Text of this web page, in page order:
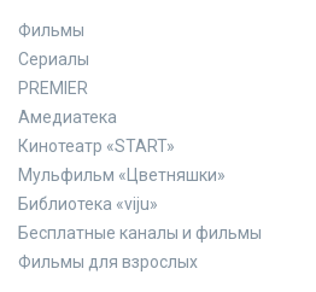
Фильмы
Сериалы
PREMIER
Амедиатека
Кинотеатр «START»
Мульфильм «Цветняшки»
Библиотека «viju»
Бесплатные каналы и фильмы
Фильмы для взрослых